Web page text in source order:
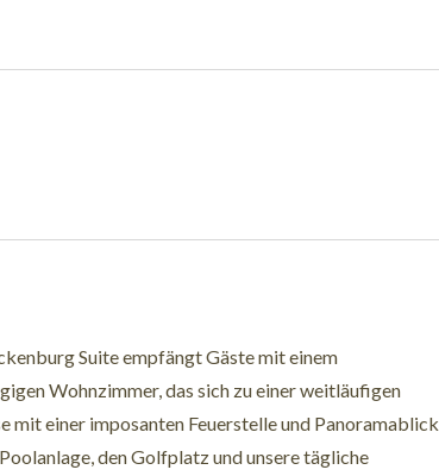
Suite empfängt Gäste mit einem
Wohnzimmer, das sich zu einer weitläufigen
mit einer imposanten Feuerstelle und Panoramablick
den Golfplatz und unsere tägliche